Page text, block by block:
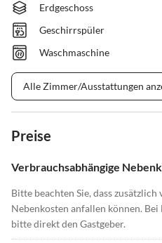
Erdgeschoss
Geschirrspüler
Waschmaschine
Alle Zimmer/Ausstattungen
Preise
Verbrauchsabhängige
Bitte beachten Sie, dass
Nebenkosten anfallen können.
bitte direkt den Gastgeber.